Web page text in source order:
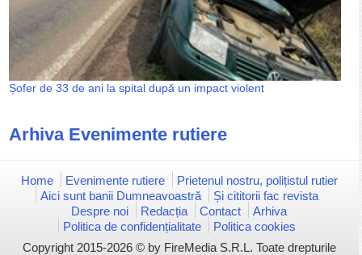
Șofer de 33 de ani la spital după un impact violent
Arhiva Evenimente rutiere
Home Evenimente rutiere
Prietenul nostru, polițistul rutier
Aici sunt banii Dumneavoastră
Și cititorii fac revista
Despre noi
Redacția Contact
Arhiva
Politica de confidențialitate
Politica cookies
Copyright 2015-2026 © by FireMedia S.R.L. Toate drepturile